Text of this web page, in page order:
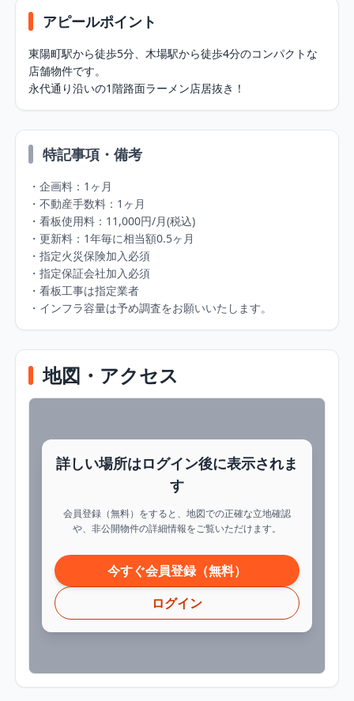
アピールポイント
東陽町駅から徒歩5分、木場駅から徒歩4分のコンパクトな
店舗物件です。
永代通り沿いの1階路面ラーメン店居抜き！
特記事項・備考
・企画料：1ヶ月
・不動産手数料：1ヶ月
・看板使用料：11,000円/月(税込)
・更新料：1年毎に相当額0.5ヶ月
・指定火災保険加入必須
・指定保証会社加入必須
・看板工事は指定業者
・インフラ容量は予め調査をお願いいたします。
地図・アクセス
詳しい場所はログイン後に表示されま
す
会員登録（無料）をすると、地図での正確な立地確認
や、非公開物件の詳細情報をご覧いただけます。
今すぐ会員登録（無料）
ログイン